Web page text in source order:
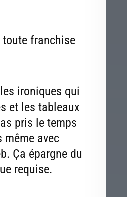
toute franchise
ironiques qui
et les tableaux
pris le temps
même avec
Ça épargne du
requise.